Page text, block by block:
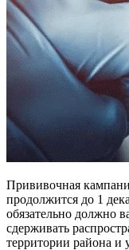
Прививочная
продолжится до 1
обязательно должно
сдерживать
территории района и